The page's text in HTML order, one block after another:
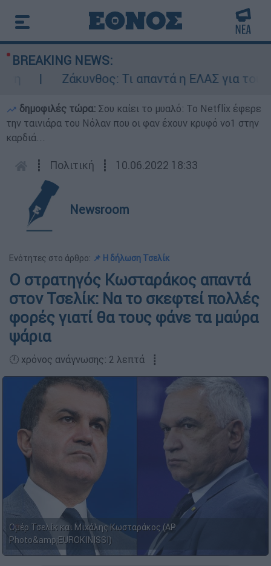
BREAKING NEWS:
Ζάκυνθος: Τι απαντά η ΕΛΑΣ για τους 8
δημοφιλές τώρα: Σου καίει το μυαλό: Το Netflix έφερε
την ταινιάρα του Νόλαν που οι φαν έχουν κρυφό νο1 στην
καρδιά...
┋ Πολιτική ┋ 10.06.2022 18:33
Newsroom
Ενότητες στο άρθρο: 📌 Η δήλωση Τσελίκ
Ο στρατηγός Κωσταράκος απαντά
στον Τσελίκ: Να το σκεφτεί πολλές
φορές γιατί θα τους φάνε τα μαύρα
ψάρια
🕛 χρόνος ανάγνωσης: 2 λεπτά ┋
Ομέρ Τσελίκ και Μιχάλης Κωσταράκος (AP
Photo&amp;ΕUROKINISSI)